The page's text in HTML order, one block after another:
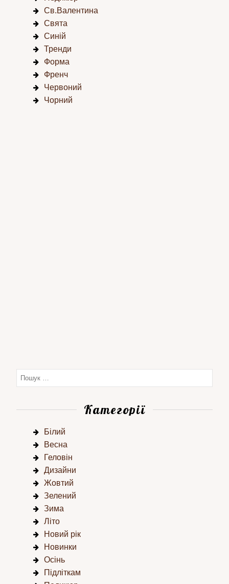
Св.Валентина
Свята
Синій
Тренди
Форма
Френч
Червоний
Чорний
Категорії
Білий
Весна
Геловін
Дизайни
Жовтий
Зелений
Зима
Літо
Новий рік
Новинки
Осінь
Підліткам